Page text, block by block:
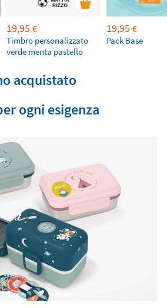
19,95 €
Timbro personalizzato
verde menta pastello
19,95 €
Pack Base
acquistato
ogni esigenza